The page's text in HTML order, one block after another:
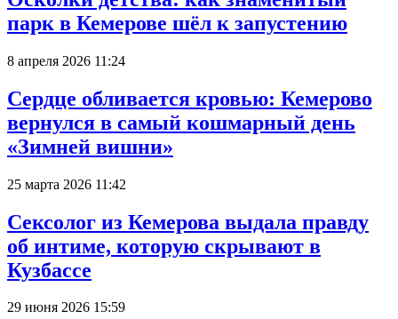
парк в Кемерове шёл к запустению
8 апреля 2026 11:24
Сердце обливается кровью: Кемерово
вернулся в самый кошмарный день
«Зимней вишни»
25 марта 2026 11:42
Сексолог из Кемерова выдала правду
об интиме, которую скрывают в
Кузбассе
29 июня 2026 15:59